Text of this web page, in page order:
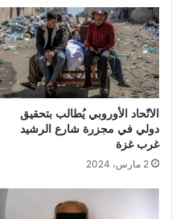
الاتّحاد الأوروبي يُطالب بتحقيق
دولي في مجزرة شارع الرشيد
غرب غزة
2 مارس، 2024